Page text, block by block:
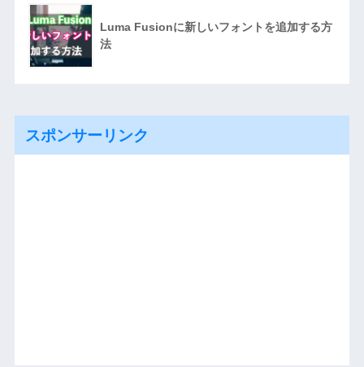
Luma Fusionに新しいフォントを追加する方
法
スポンサーリンク